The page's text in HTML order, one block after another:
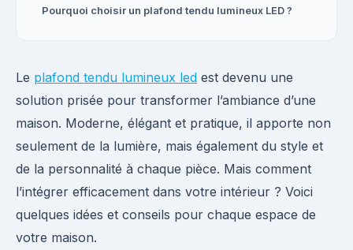
Pourquoi choisir un plafond tendu lumineux LED ?
Le plafond tendu lumineux led est devenu une
solution prisée pour transformer l’ambiance d’une
maison. Moderne, élégant et pratique, il apporte non
seulement de la lumière, mais également du style et
de la personnalité à chaque pièce. Mais comment
l’intégrer efficacement dans votre intérieur ? Voici
quelques idées et conseils pour chaque espace de
votre maison.